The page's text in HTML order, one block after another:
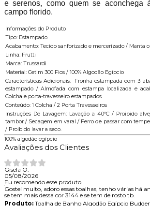
e serenos, como quem se aconchega
campo florido.
Informações do Produto
Tipo: Estampado
Acabamento: Tecido sanforizado e mercerizado / Manta
Linha: Frutti
Marca: Trussardi
Material: Cetim 300 Fios / 100% Algodão Egípcio
Características Adicionais: Fronha estampada com 3
estampado / Almofada com estampa localizada e
Colcha e porta-travesseiro estampados
Conteúdo: 1 Colcha / 2 Porta Travesseiros
Instruções De Lavagem: Lavação a 40ºC / Proibido
tambor / Secagem em varal / Ferro de passar com
/ Proibido lavar a seco.
100% algodão egípcio
Avaliações dos Clientes
Gisela O.
05/08/2026
Eu recomendo esse produto.
Gostei muito, adoro essas toalhas, tenho várias há
se tem mais dessa cor 3144 e se tem de rosto tb.
Produto:Toalha de Banho Algodão Egípcio